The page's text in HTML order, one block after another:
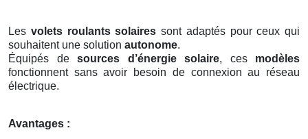
Les volets roulants solaires sont adaptés pour ceux qui
souhaitent une solution autonome.
Équipés de sources d’énergie solaire, ces modèles
fonctionnent sans avoir besoin de connexion au réseau
électrique.
Avantages :